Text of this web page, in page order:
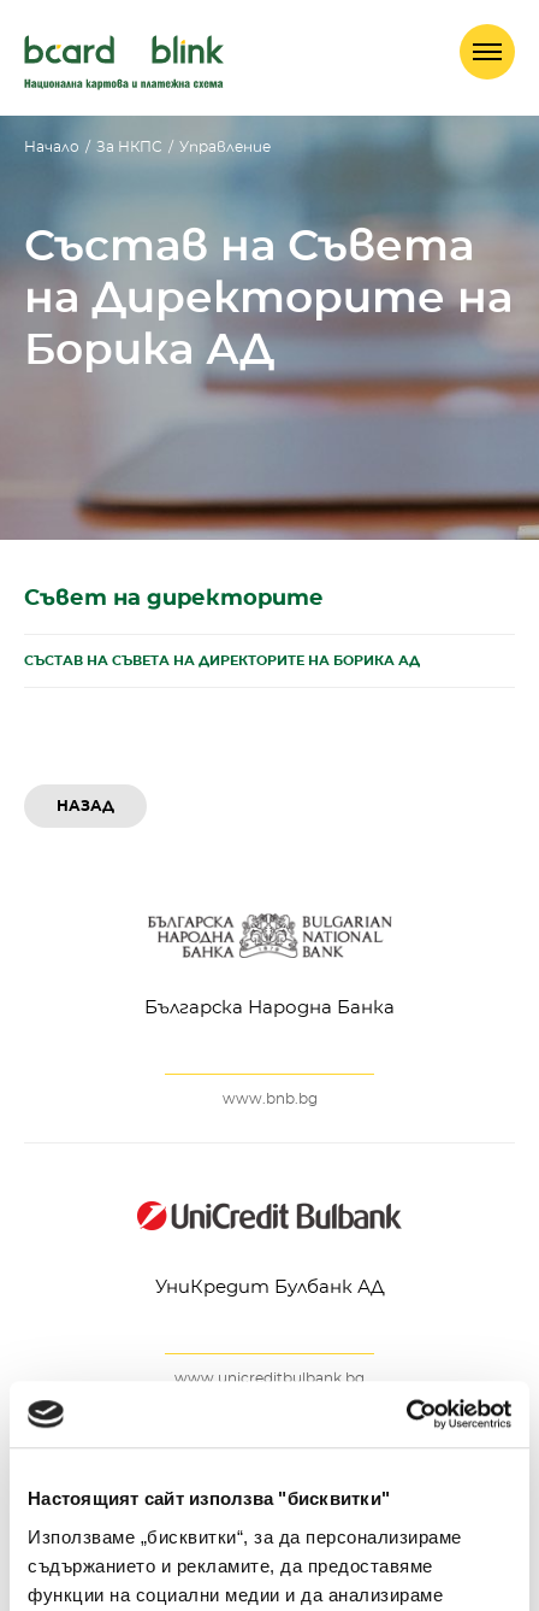
Настоящият сайт използва "бисквитки"
Използваме „бисквитки“, за да персонализираме
съдържанието и рекламите, да предоставяме
функции на социални медии и да анализираме
Начало / За НКПС / Управление
Състав на Съвета
на Директорите на
Борика АД
Съвет на директорите
СЪСТАВ НА СЪВЕТА НА ДИРЕКТОРИТЕ НА БОРИКА АД
НАЗАД
Българска Народна Банка
www.bnb.bg
УниКредит Булбанк АД
www.unicreditbulbank.bg
Банка ДСК ЕАД